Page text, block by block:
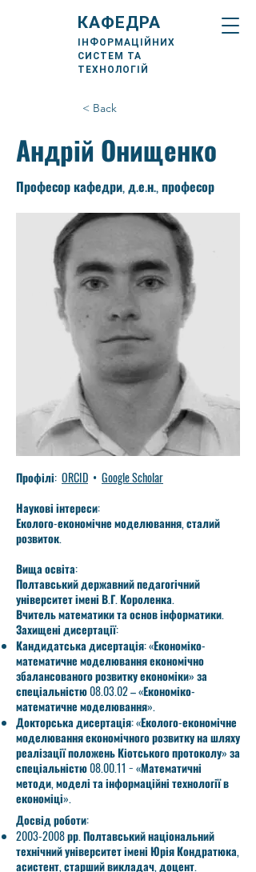
КАФЕДРА
ІНФОРМАЦІЙНИХ
СИСТЕМ ТА
ТЕХНОЛОГІЙ
< Back
Андрій Онищенко
Професор кафедри, д.е.н., професор
Профілі: ORCID • Google Scholar
Наукові інтереси:
Еколого-економічне моделювання, сталий
розвиток.
Вища освіта:
Полтавський державний педагогічний
університет імені В.Г. Короленка.
Вчитель математики та основ інформатики.
Захищені дисертації:
Кандидатська дисертація: «Економіко-
математичне моделювання економічно
збалансованого розвитку економіки» за
спеціальністю 08.03.02 – «Економіко-
математичне моделювання».
Докторська дисертація: «Еколого-економічне
моделювання економічного розвитку на шляху
реалізації положень Кіотського протоколу» за
спеціальністю 08.00.11 − «Математичні
методи, моделі та інформаційні технології в
економіці».
Досвід роботи:
2003-2008рр. Полтавський національний
технічний університет імені Юрія Кондратюка,
асистент, старший викладач, доцент.